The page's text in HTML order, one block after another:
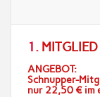
1.
ANGEBOT:
Schnupper-
nur 22,50 € im